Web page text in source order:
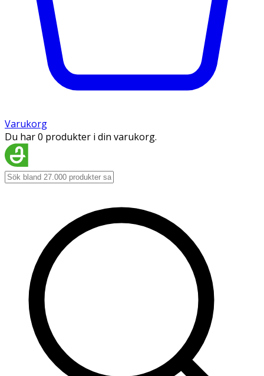
Varukorg
Du har 0 produkter i din varukorg.